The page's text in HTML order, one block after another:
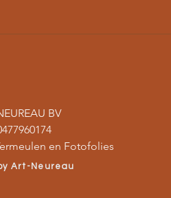
BV
en Fotofolies
Art-Neureau